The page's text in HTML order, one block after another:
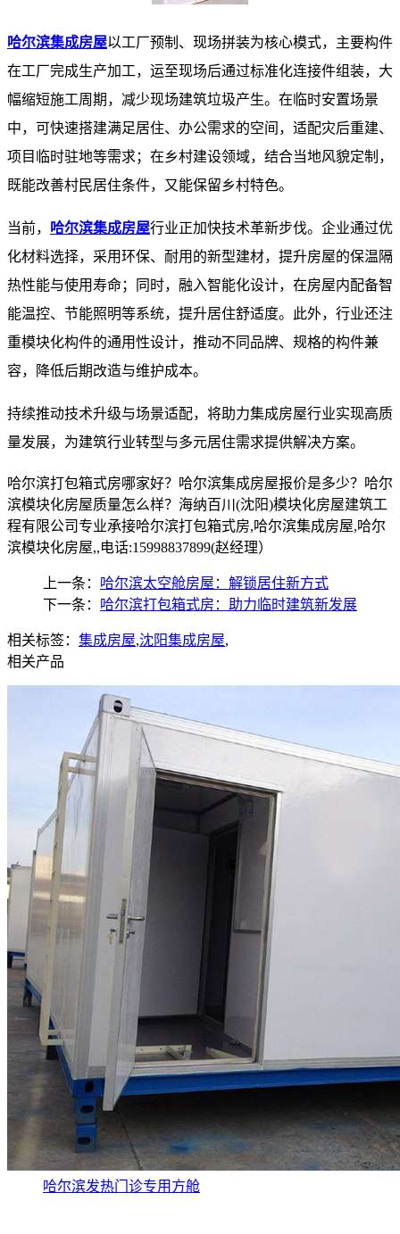
哈尔滨集成房屋以工厂预制、现场拼装为核心模式，主要构件
在工厂完成生产加工，运至现场后通过标准化连接件组装，大
幅缩短施工周期，减少现场建筑垃圾产生。在临时安置场景
中，可快速搭建满足居住、办公需求的空间，适配灾后重建、
项目临时驻地等需求；在乡村建设领域，结合当地风貌定制，
既能改善村民居住条件，又能保留乡村特色。​
当前， 哈尔滨集成房屋行业正加快技术革新步伐。企业通过优
化材料选择，采用环保、耐用的新型建材，提升房屋的保温隔
热性能与使用寿命；同时，融入智能化设计，在房屋内配备智
能温控、节能照明等系统，提升居住舒适度。此外，行业还注
重模块化构件的通用性设计，推动不同品牌、规格的构件兼
容，降低后期改造与维护成本。​
持续推动技术升级与场景适配，将助力集成房屋行业实现高质
量发展，为建筑行业转型与多元居住需求提供解决方案。
哈尔滨打包箱式房哪家好？哈尔滨集成房屋报价是多少？哈尔
滨模块化房屋质量怎么样？海纳百川(沈阳)模块化房屋建筑工
程有限公司专业承接哈尔滨打包箱式房,哈尔滨集成房屋,哈尔
滨模块化房屋,,电话:15998837899(赵经理）
上一条： 哈尔滨太空舱房屋：解锁居住新方式
下一条： 哈尔滨打包箱式房：助力临时建筑新发展
相关标签： 集成房屋,沈阳集成房屋,
相关产品
哈尔滨发热门诊专用方舱